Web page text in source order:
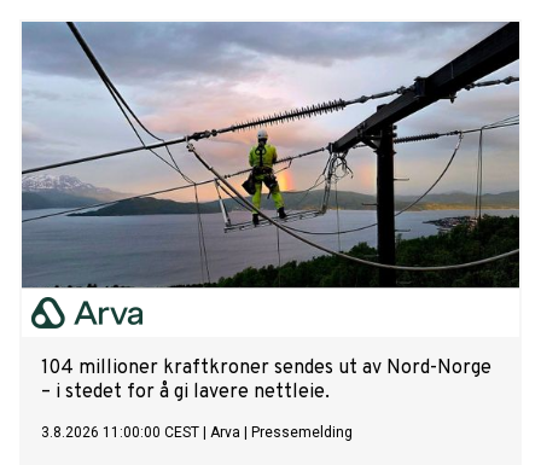
104 millioner kraftkroner sendes ut av Nord-Norge
– i stedet for å gi lavere nettleie.
3.8.2026 11:00:00 CEST Arva Pressemelding